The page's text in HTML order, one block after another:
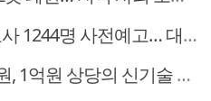
전예고… 대전 초등 34명서 4명으로
상당의 신기술 기업 이전 완료